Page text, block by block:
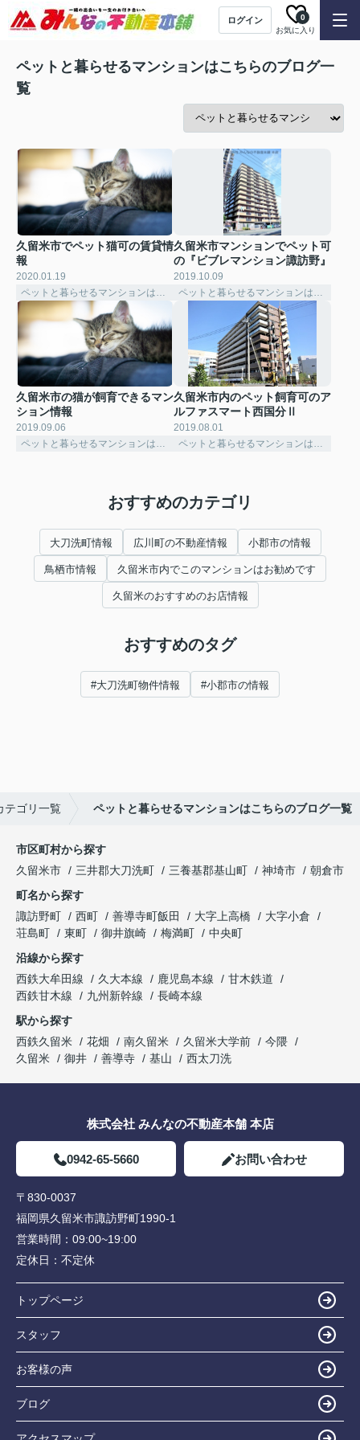
ログイン
お気に入り
0
ペットと暮らせるマンションはこちらのブログ一
覧
久留米市でペット猫可の賃貸情
報
2020.01.19
久留米市マンションでペット可
の『ビブレマンション諏訪野』
2019.10.09
久留米市の猫が飼育できるマン
ション情報
2019.09.06
ペットと暮らせるマンションはこちら
久留米市内のペット飼育可のア
ルファスマート西国分Ⅱ
2019.08.01
ペットと暮らせるマンションはこちら
おすすめのカテゴリ
大刀洗町情報 広川町の不動産情報 小郡市の情報
鳥栖市情報 久留米市内でこのマンションはお勧めです
久留米のおすすめのお店情報
おすすめのタグ
#大刀洗町物件情報 #小郡市の情報
テゴリ一覧 ペットと暮らせるマンションはこちらのブログ一覧
市区町村から探す
久留米市
三井郡大刀洗町 三養基郡基山町 神埼市
朝倉市
町名から探す
諏訪野町
西町 善導寺町飯田 大字上高橋
大字小倉
荘島町
東町 御井旗崎 梅満町
中央町
沿線から探す
西鉄大牟田線
久大本線 鹿児島本線
甘木鉄道
西鉄甘木線
九州新幹線
長崎本線
駅から探す
西鉄久留米
花畑 南久留米 久留米大学前
今隈
久留米
御井 善導寺 基山 西太刀洗
株式会社 みんなの不動産本舗 本店
0942-65-5660 お問い合わせ
〒830-0037
福岡県久留米市諏訪野町1990-1
営業時間： 09:00~19:00
定休日： 不定休
トップページ
スタッフ
お客様の声
ブログ